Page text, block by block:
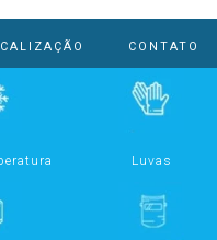
CONTATO
Luvas